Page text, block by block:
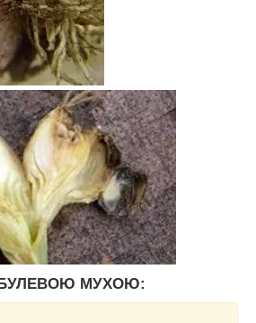
МУХОЮ: